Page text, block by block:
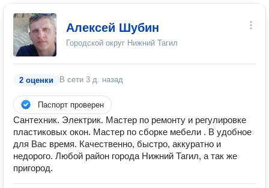
Алексей Шубин
Городской округ Нижний Тагил
2 оценки В сети 3 д. назад
Паспорт проверен
Сантехник. Электрик. Мастер по ремонту и регулировке
пластиковых окон. Мастер по сборке мебели . В удобное
для Вас время. Качественно, быстро, аккуратно и
недорого. Любой район города Нижний Тагил, а так же
пригород.